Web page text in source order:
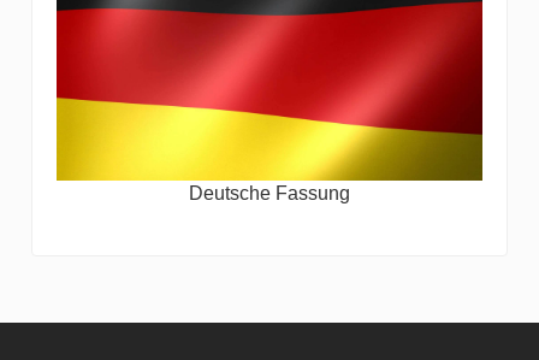
Deutsche Fassung